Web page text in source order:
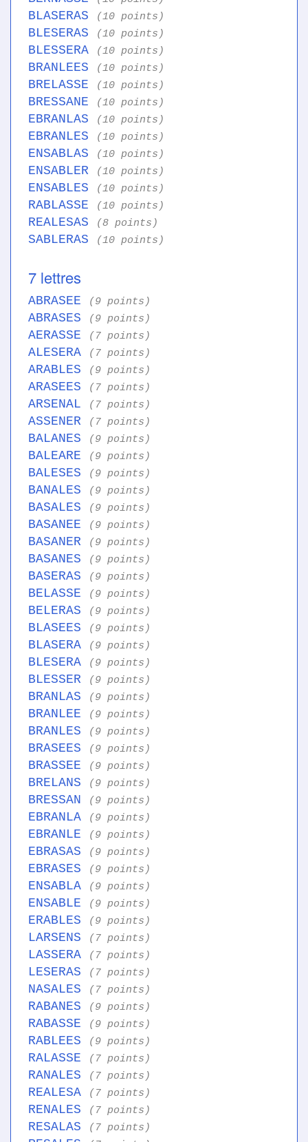
BLASERAS (10 points)
BLESERAS (10 points)
BLESSERA (10 points)
BRANLEES (10 points)
BRELASSE (10 points)
BRESSANE (10 points)
EBRANLAS (10 points)
EBRANLES (10 points)
ENSABLAS (10 points)
ENSABLER (10 points)
ENSABLES (10 points)
RABLASSE (10 points)
REALESAS (8 points)
SABLERAS (10 points)
7 lettres
ABRASEE (9 points)
ABRASES (9 points)
AERASSE (7 points)
ALESERA (7 points)
ARABLES (9 points)
ARASEES (7 points)
ARSENAL (7 points)
ASSENER (7 points)
BALANES (9 points)
BALEARE (9 points)
BALESES (9 points)
BANALES (9 points)
BASALES (9 points)
BASANEE (9 points)
BASANER (9 points)
BASANES (9 points)
BASERAS (9 points)
BELASSE (9 points)
BELERAS (9 points)
BLASEES (9 points)
BLASERA (9 points)
BLESERA (9 points)
BLESSER (9 points)
BRANLAS (9 points)
BRANLEE (9 points)
BRANLES (9 points)
BRASEES (9 points)
BRASSEE (9 points)
BRELANS (9 points)
BRESSAN (9 points)
EBRANLA (9 points)
EBRANLE (9 points)
EBRASAS (9 points)
EBRASES (9 points)
ENSABLA (9 points)
ENSABLE (9 points)
ERABLES (9 points)
LARSENS (7 points)
LASSERA (7 points)
LESERAS (7 points)
NASALES (7 points)
RABANES (9 points)
RABASSE (9 points)
RABLEES (9 points)
RALASSE (7 points)
RANALES (7 points)
REALESA (7 points)
RENALES (7 points)
RESALAS (7 points)